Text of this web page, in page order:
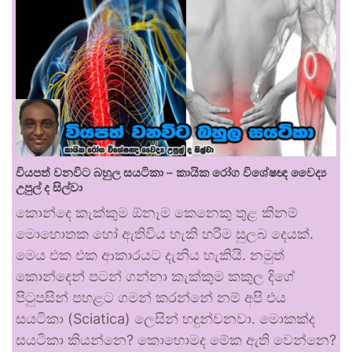
වියපත් වනවිට බහුල සයටිකා – කායික රෝග විශේෂඥ වෛද්‍ය
උපුල් ද සිල්වා
කොන්දෙ කැක්කුම ඕනෑම කෙනෙකු තුළ කිනම්
මොහොතක හෝ ඇතිවිය හැකි හරිම සුලබ දෙයක්.
මෙය එක එක ආකාරයට දැනිය හැකියි. නමුත්
කොන්දෙන් පටන් ගන්නා කැක්කුම කකුල දිගේ
පිටුපසින් පහළට ගමන් කරන්නේ නම් අපි එය
සයටිකා (Sciatica) ලෙසින් හඳුන්වනවා. මොකක්ද
සයටිකා කියන්නෙ? කොහොමද මේක ඇති වෙන්නෙ?